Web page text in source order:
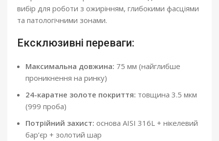
вибір для роботи з ожирінням, глибокими фасціями
та патологічними зонами.
Ексклюзивні переваги:
Максимальна довжина: 75 мм (найглибше
проникнення на ринку)
24-каратне золоте покриття: товщина 3.5 мкм
(999 проба)
Потрійний захист: основа AISI 316L + нікелевий
бар’єр + золотий шар